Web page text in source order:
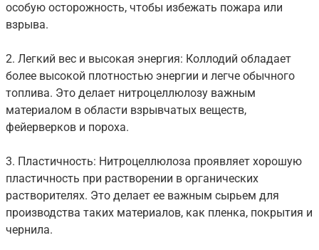
особую осторожность, чтобы избежать пожара или
взрыва.
2. Легкий вес и высокая энергия: Коллодий обладает
более высокой плотностью энергии и легче обычного
топлива. Это делает нитроцеллюлозу важным
материалом в области взрывчатых веществ,
фейерверков и пороха.
3. Пластичность: Нитроцеллюлоза проявляет хорошую
пластичность при растворении в органических
растворителях. Это делает ее важным сырьем для
производства таких материалов, как пленка, покрытия и
чернила.